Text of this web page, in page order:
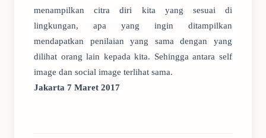
menampilkan citra diri kita yang sesuai di
lingkungan, apa yang ingin ditampilkan
mendapatkan penilaian yang sama dengan yang
dilihat orang lain kepada kita. Sehingga antara self
image dan social image terlihat sama.
Jakarta 7 Maret 2017